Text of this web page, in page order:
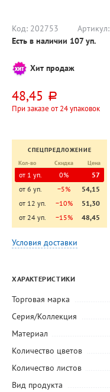
Код: 202753 Артикул:
Есть в наличии 107уп.
Хит продаж
48,45 руб.
При заказе от 24 упаковок
СПЕЦПРЕДЛОЖЕНИЕ
Кол-во
Скидка Цена
от 1 уп. 0%
57
от 6 уп.
−5%
54,15
от 12 уп.
−10%
51,30
от 24 уп.
−15% 48,45
Условия доставки
ХАРАКТЕРИСТИКИ
Торговая марка
Серия/Коллекция
Материал
Количество цветов
Количество листов
Вид продукта